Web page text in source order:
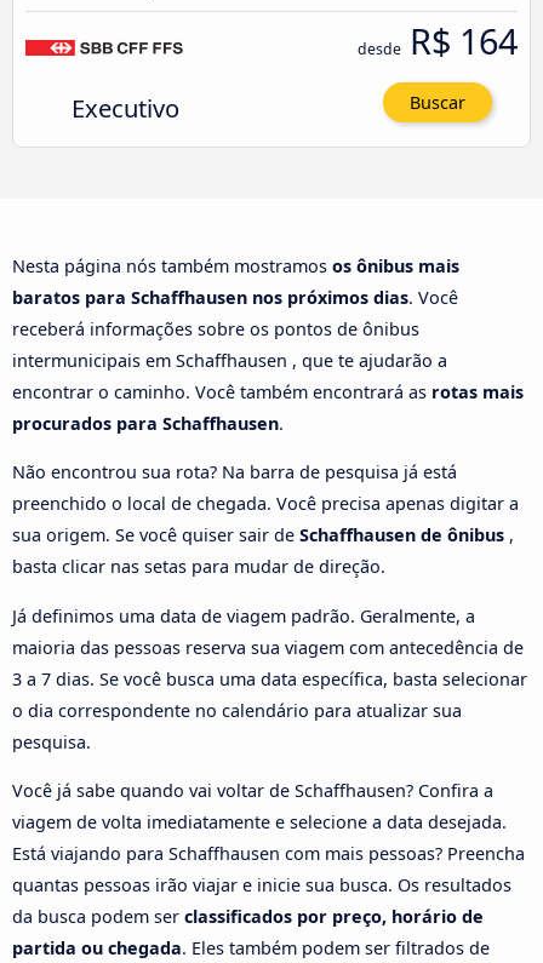
Executivo
desde R$ 164
Buscar
Nesta página nós também mostramos os ônibus mais
baratos para Schaffhausen nos próximos dias. Você
receberá informações sobre os pontos de ônibus
intermunicipais em Schaffhausen , que te ajudarão a
encontrar o caminho. Você também encontrará as rotas mais
procurados para Schaffhausen.
Não encontrou sua rota? Na barra de pesquisa já está
preenchido o local de chegada. Você precisa apenas digitar a
sua origem. Se você quiser sair de Schaffhausen de ônibus ,
basta clicar nas setas para mudar de direção.
Já definimos uma data de viagem padrão. Geralmente, a
maioria das pessoas reserva sua viagem com antecedência de
3 a 7 dias. Se você busca uma data específica, basta selecionar
o dia correspondente no calendário para atualizar sua
pesquisa.
Você já sabe quando vai voltar de Schaffhausen? Confira a
viagem de volta imediatamente e selecione a data desejada.
Está viajando para Schaffhausen com mais pessoas? Preencha
quantas pessoas irão viajar e inicie sua busca. Os resultados
da busca podem ser classificados por preço, horário de
partida ou chegada. Eles também podem ser filtrados de